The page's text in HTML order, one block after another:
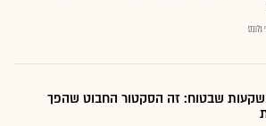
גלובס
שבטוח: זה הסקטור החבוט שהפך